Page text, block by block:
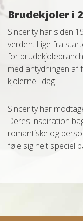
Brudekjoler i
Sincerity har siden
verden. Lige fra
for
med antydningen
kjolerne i dag.
Sincerity har
Deres inspiration
romantiske og
føle sig helt speciel